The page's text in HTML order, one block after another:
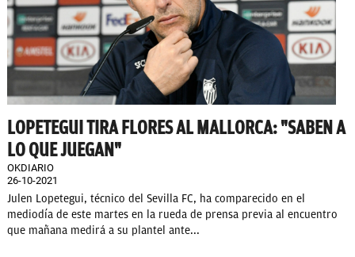
LOPETEGUI TIRA FLORES AL MALLORCA: "SABEN A
LO QUE JUEGAN"
OKDIARIO
26-10-2021
Julen Lopetegui, técnico del Sevilla FC, ha comparecido en el
mediodía de este martes en la rueda de prensa previa al encuentro
que mañana medirá a su plantel ante...